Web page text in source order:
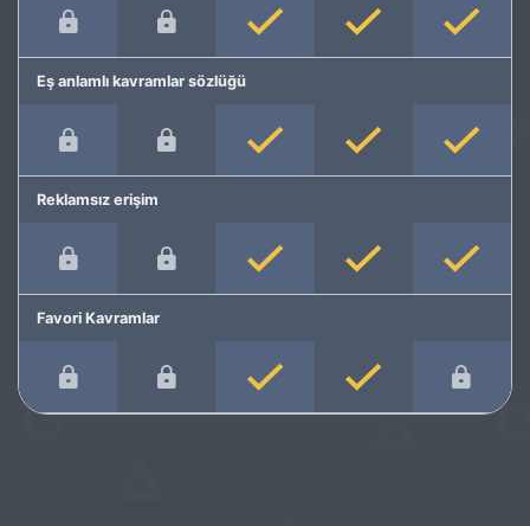
Eş anlamlı kavramlar sözlüğü
Reklamsız erişim
Favori Kavramlar